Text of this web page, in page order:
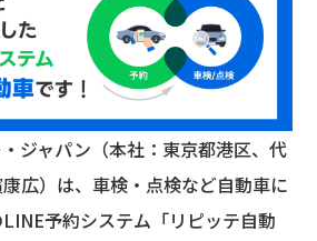
ジャパン（本社：東京都港区、代
広）は、車検・点検など自動車に
予約システム「リピッテ自動